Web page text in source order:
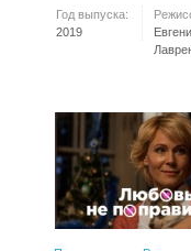
Год выпуска:
2019